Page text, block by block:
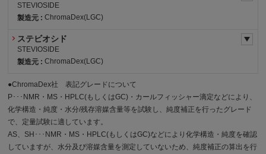
STEVIOSIDE
製造元 :ChromaDex(LGC)
ステビオシド
STEVIOSIDE
製造元 :ChromaDex(LGC)
●ChromaDex社 表記グレードについて
P･･･NMR・MS・HPLC(もしくはGC)・カールフィッシャー滴定などにより、
化学構造・純度・水分/残存溶媒含量等を試験し、純度補正を行ったグレード
で、定量試験に適しています。
AS、SH･･･NMR・MS・HPLC(もしくはGC)などにより化学構造・純度を確認
していますが、水分及び溶媒含量を測定していないため、純度補正の算出を行